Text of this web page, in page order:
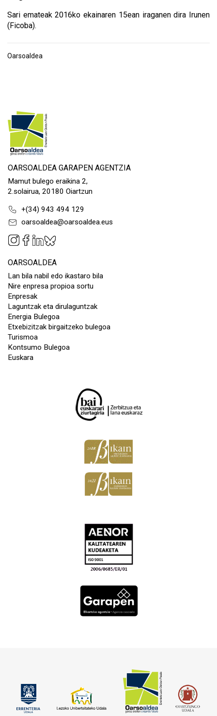
Sari emateak 2016ko ekainaren 15ean iraganen dira Irunen
(Ficoba).
Oarsoaldea
OARSOALDEA GARAPEN AGENTZIA
Mamut bulego eraikina 2,
2.solairua, 20180 Oiartzun
+(34) 943 494 129
oarsoaldea@oarsoaldea.eus
OARSOALDEA
Lan bila nabil edo ikastaro bila
Nire enpresa propioa sortu
Enpresak
Laguntzak eta dirulaguntzak
Energia Bulegoa
Etxebizitzak birgaitzeko bulegoa
Turismoa
Kontsumo Bulegoa
Euskara